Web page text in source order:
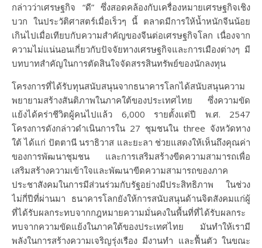
กล่าวว่าเศรษฐกิจ “ดี” ซึ่งสอดคล้องกับเครื่องหมายเศรษฐกิจเชิง
บวก ในประวัติศาสตร์เมื่อเร็วๆ นี้ ตลาดมีการให้น้ำหนักจีนน้อย
เกินไปเมื่อเทียบกับความสำคัญของจีนต่อเศรษฐกิจโลก เนื่องจาก
ความไม่แน่นอนเกี่ยวกับปัจจัยทางเศรษฐกิจและการเมืองต่างๆ มี
บทบาทสำคัญในการตัดสินใจจัดสรรสินทรัพย์ของนักลงทุน
โครงการที่ได้รับทุนสนับสนุนจากธนาคารโลกได้สนับสนุนความ
พยายามสร้างสันติภาพในภาคใต้ของประเทศไทย ซึ่งความขัด
แย้งได้คร่าชีวิตผู้คนไปแล้ว 6,000 รายตั้งแต่ปี พ.ศ. 2547
โครงการดังกล่าวดำเนินการใน 27 ชุมชนใน three จังหวัดทาง
ใต้ ได้แก่ ปัตตานี นราธิวาส และยะลา ช่วยแสดงให้เห็นถึงคุณค่า
ของการพัฒนาชุมชน และการเสริมสร้างขีดความสามารถเพื่อ
เสริมสร้างความเข้าใจและพัฒนาขีดความสามารถของภาค
ประชาสังคมในการมีส่วนร่วมกับรัฐอย่างมีประสิทธิภาพ ในช่วง
ไม่กี่ปีที่ผ่านมา ธนาคารโลกยังให้การสนับสนุนด้านจิตสังคมแก่ผู้
ที่ได้รับผลกระทบจากกฎหมายความมั่นคงในพื้นที่ที่ได้รับผลกระ
ทบจากความขัดแย้งในภาคใต้ของประเทศไทย มันทำให้เรามี
พลังในการสร้างความเจริญรุ่งเรือง มีงานทำ และฟื้นตัว ในขณะ